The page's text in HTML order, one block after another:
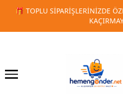
🚀 KURUMSAL
1 2